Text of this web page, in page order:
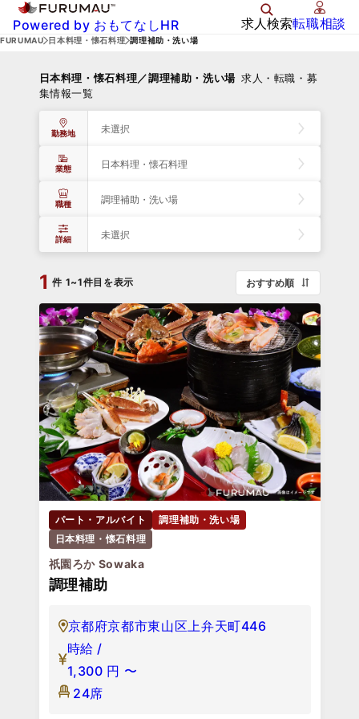
Powered by おもてなしHR 求人検索転職相談
FURUMAU 日本料理・懐石料理 調理補助・洗い場
日本料理・懐石料理／調理補助・洗い場 求人・転職・募
集情報一覧
勤務地 未選択
業態 日本料理・懐石料理
職種 調理補助・洗い場
詳細 未選択
1 件 1~1件目を表示 おすすめ順
パート・アルバイト
調理補助・洗い場
日本料理・懐石料理
祇園ろか Sowaka
調理補助
京都府京都市東山区上弁天町446
時給 /
1,300 円 〜
24席